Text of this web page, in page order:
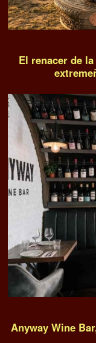
El renacer de
Anyway Wine